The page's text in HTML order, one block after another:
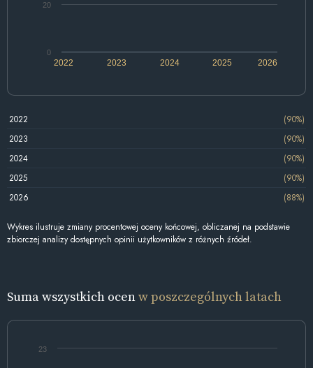
2022 2024 2026
2023 2025
0
20
2022
(90%)
2023
(90%)
2024
(90%)
2025
(90%)
2026
(88%)
Wykres ilustruje zmiany procentowej oceny końcowej, obliczanej na podstawie
zbiorczej analizy dostępnych opinii użytkowników z różnych źródeł.
Suma wszystkich ocenw poszczególnych latach
23